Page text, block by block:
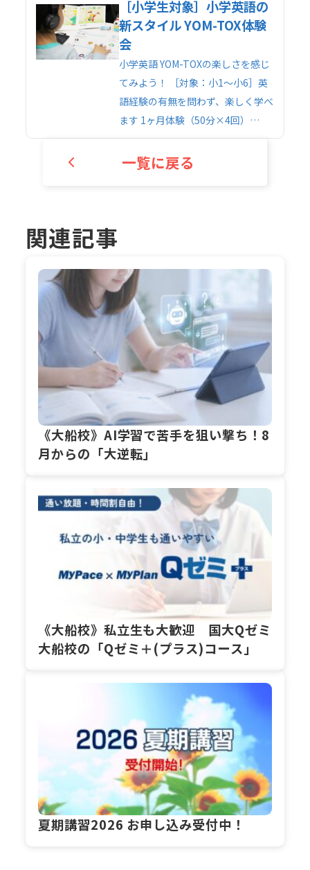
［小学生対象］小学英語の
新スタイル YOM-TOX体験
会
小学英語 YOM-TOXの楽しさを感じ
てみよう！ ［対象：小1～小6］英
語経験の有無を問わず、楽しく学べ
ます 1ヶ月体験（50分×4回）…
一覧に戻る
関連記事
《大船校》AI学習で苦手を狙い撃ち！8
月からの「大逆転」
《大船校》私立生も大歓迎 国大Qゼミ
大船校の「Qゼミ＋(プラス)コース」
夏期講習2026 お申し込み受付中！